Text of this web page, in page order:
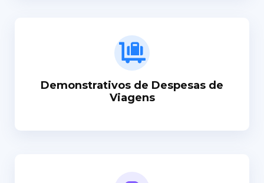
Demonstrativos de Despesas de
Viagens